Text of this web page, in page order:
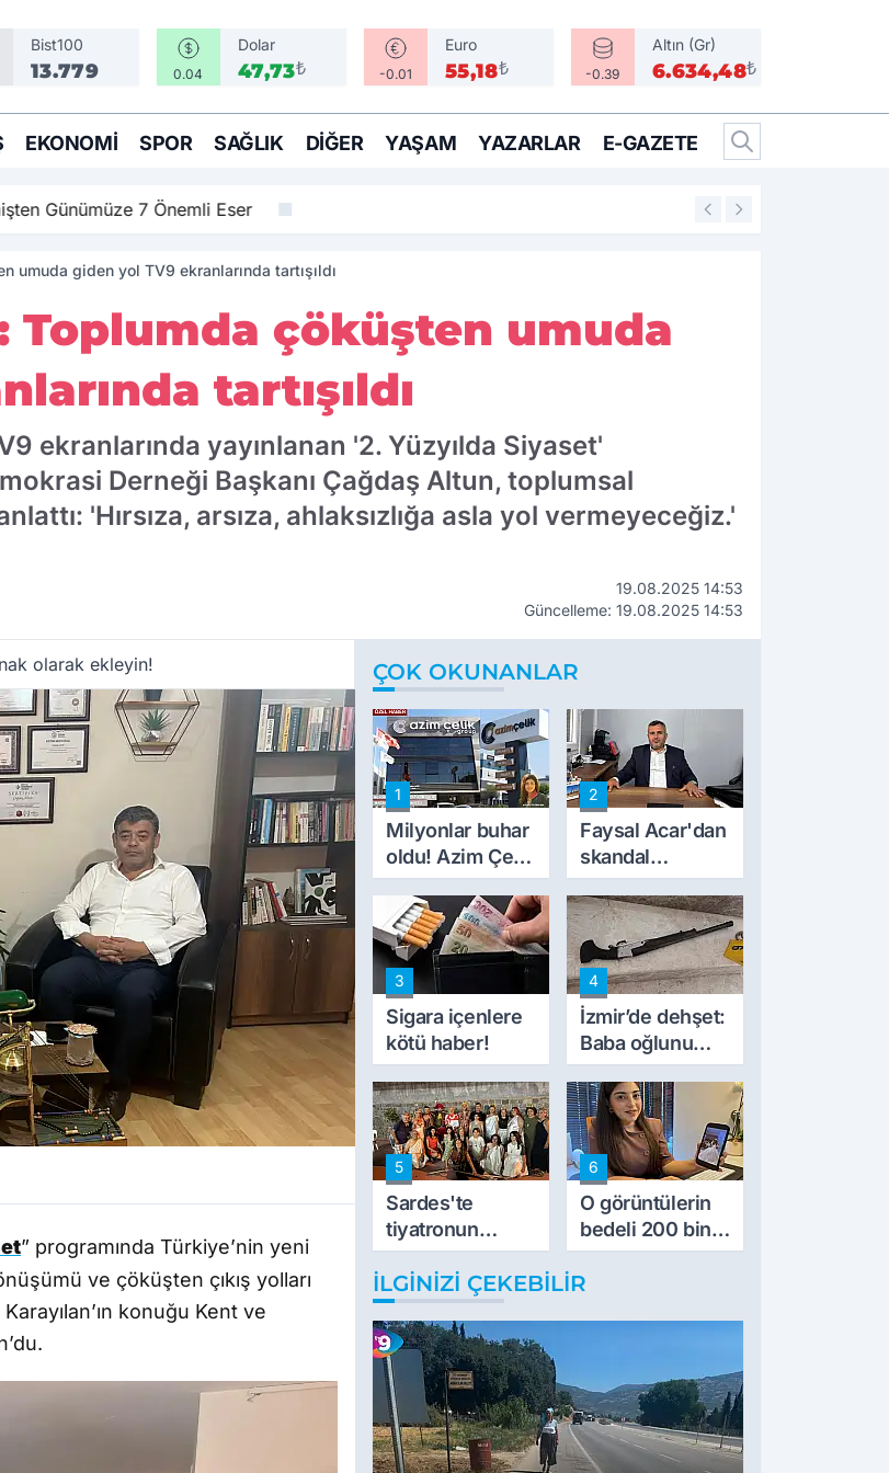
Bist100
13.779 0.04
Dolar
47,73₺ -0.01
Euro
55,18₺ -0.39
Altın (Gr)
6.634,48₺
EKONOMI SPOR SAĞLIK DIĞER YAŞAM YAZARLAR E-GAZETE
Günümüze 7 Önemli Eser 14:25
umuda giden yol TV9 ekranlarında tartışıldı
Toplumda çöküşten umuda
tartışıldı
ekranlarında yayınlanan '2. Yüzyılda Siyaset'
Derneği Başkanı Çağdaş Altun, toplumsal
'Hırsıza, arsıza, ahlaksızlığa asla yol vermeyeceğiz.'
19.08.2025 14:53
Güncelleme: 19.08.2025 14:53
olarak ekleyin!
” programında Türkiye’nin yeni
ve çöküşten çıkış yolları
konuğu Kent ve
ÇOK OKUNANLAR
1
Milyonlar buhar
oldu! Azim Çelik
inşaat mağduru
ilk kez konuştu
2
Faysal Acar'dan
skandal
açıklamalar:
'Haluk Levent
peynircilerimizi
de kıskaca aldı,
müdahale ettik'
3
Sigara içenlere
kötü haber!
4
İzmir’de dehşet:
Baba oğlunu
vurdu
5
Sardes'te
tiyatronun
imece ruhu
binlerce yıllık
tarihle buluştu
6
O görüntülerin
bedeli 200 bin
TL
İLGINIZI ÇEKEBILIR